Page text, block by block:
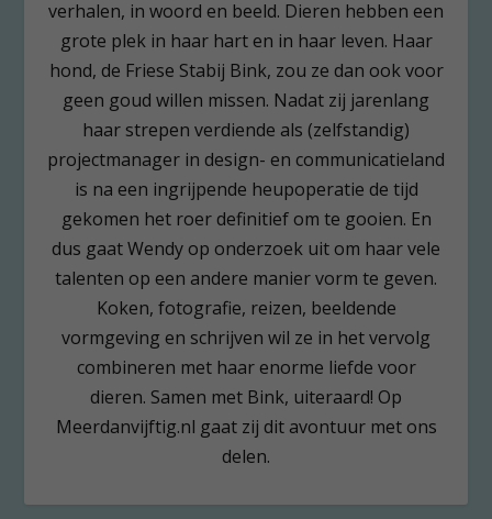
verhalen, in woord en beeld. Dieren hebben een
grote plek in haar hart en in haar leven. Haar
hond, de Friese Stabij Bink, zou ze dan ook voor
geen goud willen missen. Nadat zij jarenlang
haar strepen verdiende als (zelfstandig)
projectmanager in design- en communicatieland
is na een ingrijpende heupoperatie de tijd
gekomen het roer definitief om te gooien. En
dus gaat Wendy op onderzoek uit om haar vele
talenten op een andere manier vorm te geven.
Koken, fotografie, reizen, beeldende
vormgeving en schrijven wil ze in het vervolg
combineren met haar enorme liefde voor
dieren. Samen met Bink, uiteraard! Op
Meerdanvijftig.nl gaat zij dit avontuur met ons
delen.